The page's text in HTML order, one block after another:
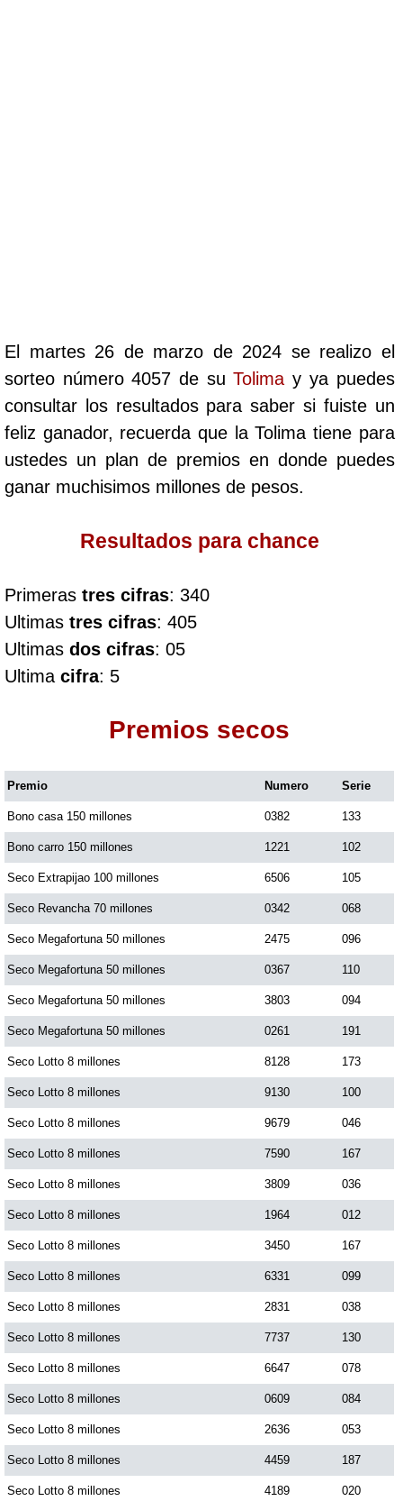
Cafeterito Noche
Caribeña Día
Caribeña Noche
Culona día
Culona noche
Dorado Mañana
Dorado Noche
Fantástica Día
Fantástica Noche
Motilon Tarde
Motilon Noche
Paisita Día
Paisita Noche
Paisita 3
Pick 3 Día
Pick 3 Noche
Pick 4 Día
Pick 4 Noche
El martes 26 de marzo de 2024 se realizo el
sorteo número 4057 de suTolima y ya puedes
consultar los resultados para saber si fuiste un
feliz ganador, recuerda que la Tolima tiene para
ustedes un plan de premios en donde puedes
ganar muchisimos millones de pesos.
Resultados para chance
Primeras tres cifras: 340
Ultimas tres cifras: 405
Ultimas dos cifras: 05
Ultima cifra: 5
Premios secos
Premio Numero Serie
Bono casa 150 millones 0382 133
Bono carro 150 millones 1221 102
Seco Extrapijao 100 millones 6506 105
Seco Revancha 70 millones 0342 068
Seco Megafortuna 50 millones 2475 096
Seco Megafortuna 50 millones 0367 110
Seco Megafortuna 50 millones 3803 094
Seco Megafortuna 50 millones 0261 191
Seco Lotto 8 millones 8128 173
Seco Lotto 8 millones 9130 100
Seco Lotto 8 millones 9679 046
Seco Lotto 8 millones 7590 167
Seco Lotto 8 millones 3809 036
Seco Lotto 8 millones 1964 012
Seco Lotto 8 millones 3450 167
Seco Lotto 8 millones 6331 099
Seco Lotto 8 millones 2831 038
Seco Lotto 8 millones 7737 130
Seco Lotto 8 millones 6647 078
Seco Lotto 8 millones 0609 084
Seco Lotto 8 millones 2636 053
Seco Lotto 8 millones 4459 187
Seco Lotto 8 millones 4189 020